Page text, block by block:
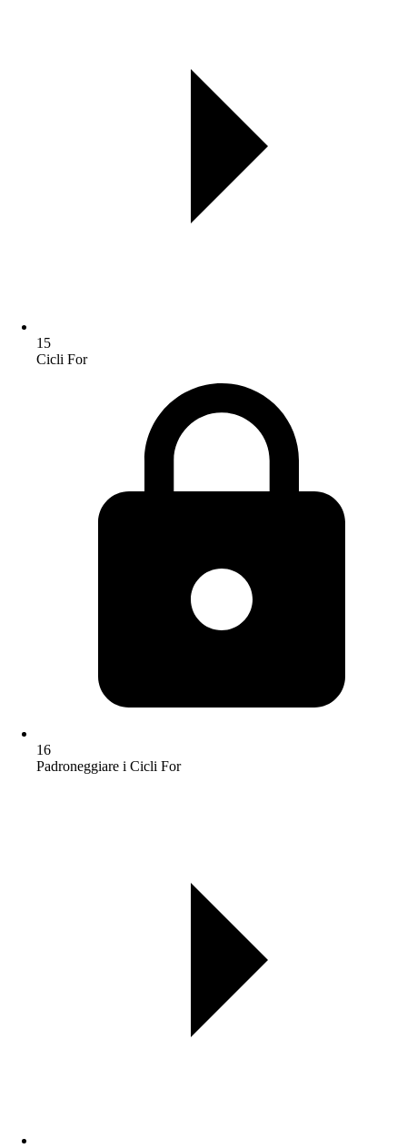
15
Cicli For
16
Padroneggiare i Cicli For